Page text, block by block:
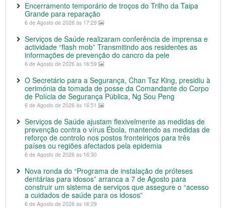
Encerramento temporário de troços do Trilho da Taipa
Grande para reparação
6 de Agosto de 2026 às 17:29
Serviços de Saúde realizaram conferência de imprensa e
actividade “flash mob” Transmitindo aos residentes as
informações de prevenção do cancro da pele
6 de Agosto de 2026 às 16:59
O Secretário para a Segurança, Chan Tsz King, presidiu à
cerimónia da tomada de posse da Comandante do Corpo
de Polícia de Segurança Pública, Ng Sou Peng
6 de Agosto de 2026 às 16:51
Serviços de Saúde ajustam flexivelmente as medidas de
prevenção contra o vírus Ébola, mantendo as medidas de
reforço de controlo nos postos fronteiriços para três
países ou regiões afectados pela epidemia
6 de Agosto de 2026 às 16:30
Nova ronda do “Programa de instalação de próteses
dentárias para idosos” arranca a 7 de Agosto para
construir um sistema de serviços que assegure o “acesso
a cuidados de saúde para os idosos”
6 de Agosto de 2026 às 16:29